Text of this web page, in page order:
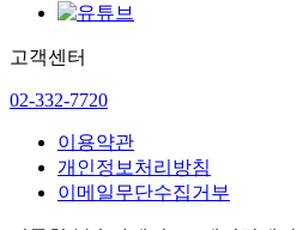
고객센터
02-332-7720
이용약관
개인정보처리방침
이메일무단수집거부